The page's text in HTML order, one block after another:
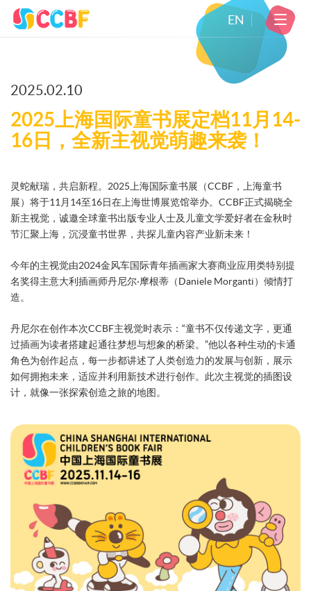
EN
2025.02.10
2025上海国际童书展定档11月14-
16日，全新主视觉萌趣来袭！
灵蛇献瑞，共启新程。2025上海国际童书展（CCBF，上海童书
展）将于11月14至16日在上海世博展览馆举办。CCBF正式揭晓全
新主视觉，诚邀全球童书出版专业人士及儿童文学爱好者在金秋时
节汇聚上海，沉浸童书世界，共探儿童内容产业新未来！
今年的主视觉由2024金风车国际青年插画家大赛商业应用类特别提
名奖得主意大利插画师丹尼尔·摩根蒂（Daniele Morganti）倾情打
造。
丹尼尔在创作本次CCBF主视觉时表示：“童书不仅传递文字，更通
过插画为读者搭建起通往梦想与想象的桥梁。”他以各种生动的卡通
角色为创作起点，每一步都讲述了人类创造力的发展与创新，展示
如何拥抱未来，适应并利用新技术进行创作。此次主视觉的插图设
计，就像一张探索创造之旅的地图。